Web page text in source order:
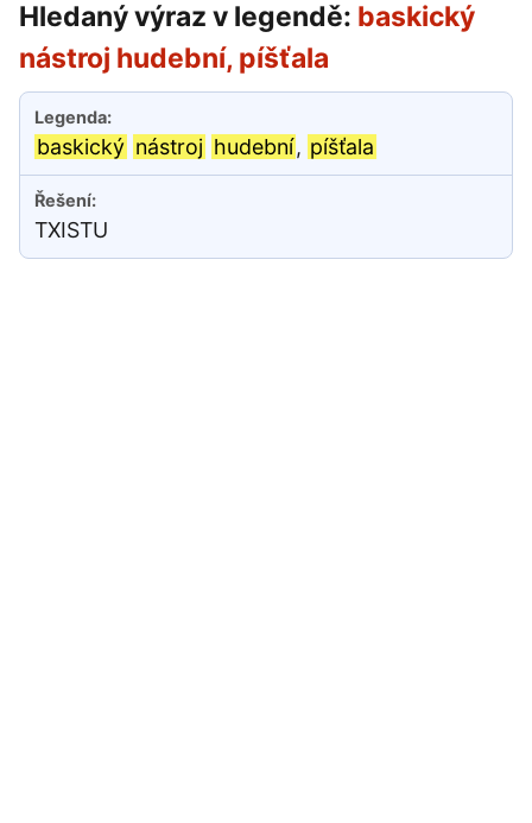
Hledaný výraz v legendě: baskický
nástroj hudební, píšťala
baskický nástroj hudební, píšťala
TXISTU